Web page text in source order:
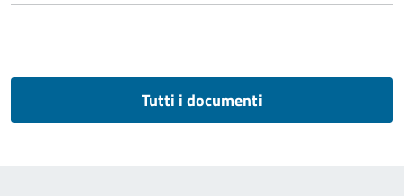
Tutti i documenti